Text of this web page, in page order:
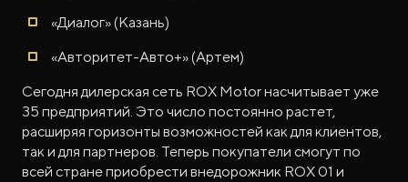
«Диалог» (Казань)
«Авторитет-Авто+» (Артем)
Сегодня дилерская сеть ROX Motor насчитывает уже
35 предприятий. Это число постоянно растет,
расширяя горизонты возможностей как для клиентов,
так и для партнеров. Теперь покупатели смогут по
всей стране приобрести внедорожник ROX 01 и